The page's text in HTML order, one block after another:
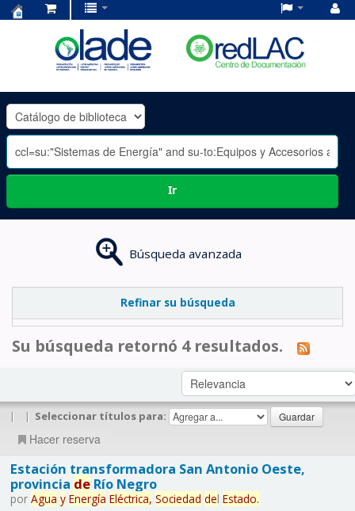
OLADE
-
Ir
Búsqueda avanzada
Refinar su búsqueda
Su búsqueda retornó 4 resultados.
| | Seleccionar títulos para:
Hacer reserva
Estación transformadora San Antonio Oeste,
provincia deRío Negro
por Agua y Energía Eléctrica, Sociedad del Estado.